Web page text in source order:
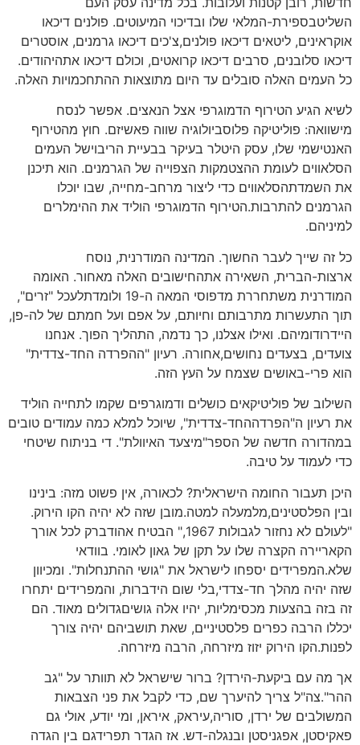
השליטבספירת-המלאי שלו ובדיכוי המיעוטים. פולנים דיכאו
אוקראינים, ליטאים דיכאו פולנים,צ'כים דיכאו גרמנים, אוסטרים
דיכאו סלובנים, סרבים דיכאו קרואטים, וכולם דיכאו אתהיהודים.
כל העמים האלה סובלים עד היום מתוצאות ההתחכמויות האלה.
לשיא הגיע הטירוף הדמוגרפי אצל הנאצים. אפשר לנסח
מישוואה: פוליטיקה פלוסביולוגיה שווה פאשיזם. חוץ מהטירוף
האנטישמי שלו, עסק היטלר בעיקר בבעיית הריבוישל העמים
הסלאווים לעומת ההצטמקות הצפוייה של הגרמנים. הוא תיכנן
את השמדתהסלאווים כדי ליצור מרחב-מחייה, שבו יוכלו
הגרמנים להתרבות.הטירוף הדמוגרפי הוליד את ההימלרים
למיניהם.
כל זה שייך לעבר החשוך. המדינה המודרנית, נוסח
ארצות-הברית, השאירה אתהחישובים האלה מאחור. האומה
המודרנית משתחררת מדפוסי המאה ה-19 ולומדתלעכל "זרים",
תוך התעשרות מתרבותם וחיותם, על אפם ועל חמתם של לה-פן,
היידרודומיהם. ואילו אצלנו, כך נדמה, התהליך הפוך. אנחנו
צועדים, בצעדים נחושים,אחורה. רעיון "ההפרדה החד-צדדית"
הוא פרי-באושים שצמח על העץ הזה.
השילוב של פוליטיקאים כושלים ודמוגרפים שקמו לתחייה הוליד
את רעיון ה"הפרדההחד-צדדית", שיוכל למלא כמה עמודים טובים
במהדורה חדשה של הספר"מיצעד האיוולת". די בניתוח שיטחי
כדי לעמוד על טיבה.
היכן תעבור החומה הישראלית? לכאורה, אין פשוט מזה: בינינו
ובין הפלסטינים,מלמעלה למטה.מובן שזה לא יהיה הקו הירוק.
"לעולם לא נחזור לגבולות 1967," הבטיח אהודברק לכל אורך
הקאריירה הקצרה שלו על תקן של גאון לאומי. בוודאי
שלא.המפרידים יספחו לישראל את "גושי ההתנחלות". ומכיוון
שזה יהיה מהלך חד-צדדי,בלי שום הידברות, והמפרידים יתחרו
זה בזה בהצעות מכסימליות, יהיו אלה גושיםגדולים מאוד. הם
יכללו הרבה כפרים פלסטיניים, שאת תושביהם יהיה צורך
לפנות.הקו הירוק יזוז מיזרחה, הרבה מיזרחה.
אך מה עם ביקעת-הירדן? ברור שישראל לא תוותר על "גב
ההר".צה"ל צריך להיערך שם, כדי לקבל את פני הצבאות
המשולבים של ירדן, סוריה,עיראק, איראן, ומי יודע, אולי גם
פאקיסטן, אפגניסטן ובנגלה-דש. אז הגדר תפרידגם בין הגדה